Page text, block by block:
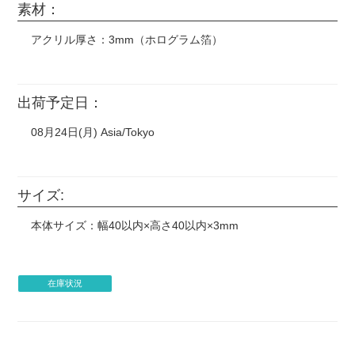
素材：
アクリル厚さ：3mm（ホログラム箔）
出荷予定日：
08月24日(月) Asia/Tokyo
サイズ:
本体サイズ：幅40以内×高さ40以内×3mm
在庫状況